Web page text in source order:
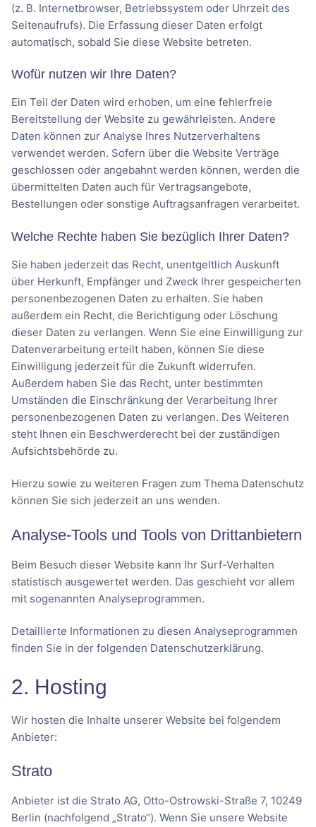
(z. B. Internetbrowser, Betriebssystem oder Uhrzeit des
Seitenaufrufs). Die Erfassung dieser Daten erfolgt
automatisch, sobald Sie diese Website betreten.
Wofür nutzen wir Ihre Daten?
Ein Teil der Daten wird erhoben, um eine fehlerfreie
Bereitstellung der Website zu gewährleisten. Andere
Daten können zur Analyse Ihres Nutzerverhaltens
verwendet werden. Sofern über die Website Verträge
geschlossen oder angebahnt werden können, werden die
übermittelten Daten auch für Vertragsangebote,
Bestellungen oder sonstige Auftragsanfragen verarbeitet.
Welche Rechte haben Sie bezüglich Ihrer Daten?
Sie haben jederzeit das Recht, unentgeltlich Auskunft
über Herkunft, Empfänger und Zweck Ihrer gespeicherten
personenbezogenen Daten zu erhalten. Sie haben
außerdem ein Recht, die Berichtigung oder Löschung
dieser Daten zu verlangen. Wenn Sie eine Einwilligung zur
Datenverarbeitung erteilt haben, können Sie diese
Einwilligung jederzeit für die Zukunft widerrufen.
Außerdem haben Sie das Recht, unter bestimmten
Umständen die Einschränkung der Verarbeitung Ihrer
personenbezogenen Daten zu verlangen. Des Weiteren
steht Ihnen ein Beschwerderecht bei der zuständigen
Aufsichtsbehörde zu.
Hierzu sowie zu weiteren Fragen zum Thema Datenschutz
können Sie sich jederzeit an uns wenden.
Analyse-Tools und Tools von Dritt­anbietern
Beim Besuch dieser Website kann Ihr Surf-Verhalten
statistisch ausgewertet werden. Das geschieht vor allem
mit sogenannten Analyseprogrammen.
Detaillierte Informationen zu diesen Analyseprogrammen
finden Sie in der folgenden Datenschutzerklärung.
2. Hosting
Wir hosten die Inhalte unserer Website bei folgendem
Anbieter:
Strato
Anbieter ist die Strato AG, Otto-Ostrowski-Straße 7, 10249
Berlin (nachfolgend „Strato“). Wenn Sie unsere Website